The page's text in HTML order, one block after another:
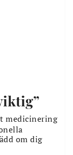
medicinering
om dig